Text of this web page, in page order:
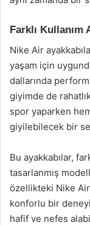
Farklı Kullanım
Nike Air
yaşam için
dallarında
giyimde de
spor yaparken
giyilebilecek bir
Bu ayakkabılar,
tasarlanmış
özellikteki Nike
konforlu bir
hafif ve nefes